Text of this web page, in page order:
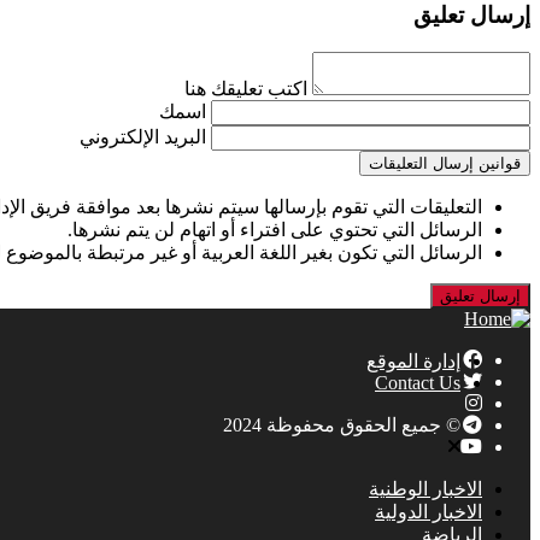
إرسال تعليق
اكتب تعليقك هنا
اسمك
البريد الإلكتروني
قوانين إرسال التعليقات
التعليقات التي تقوم بإرسالها سيتم نشرها بعد موافقة فريق
الرسائل التي تحتوي على افتراء أو اتهام لن يتم نشرها.
الرسائل التي تكون بغير اللغة العربية أو غير مرتبطة
إدارة الموقع
Contact Us
© جميع الحقوق محفوظة 2024
الاخبار الوطنية
الاخبار الدولية
الرياضة